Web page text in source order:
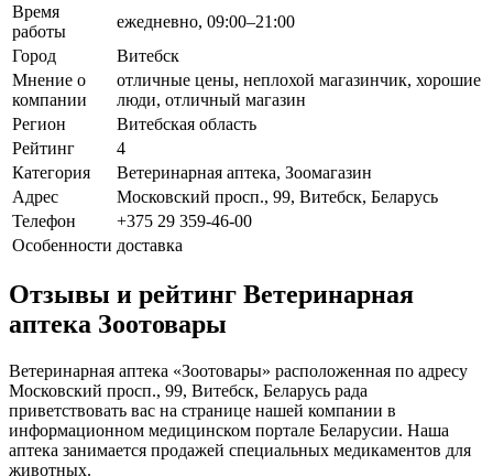
Время
работы
ежедневно, 09:00–21:00
Город
Витебск
Мнение о
компании
отличные цены, неплохой магазинчик, хорошие
люди, отличный магазин
Регион
Витебская область
Рейтинг
4
Категория
Ветеринарная аптека, Зоомагазин
Адрес
Московский просп., 99, Витебск, Беларусь
Телефон
+375 29 359-46-00
Особенности доставка
Отзывы и рейтинг Ветеринарная
аптека Зоотовары
Ветеринарная аптека «Зоотовары» расположенная по адресу
Московский просп., 99, Витебск, Беларусь рада
приветствовать вас на странице нашей компании в
информационном медицинском портале Беларусии. Наша
аптека занимается продажей специальных медикаментов для
животных.